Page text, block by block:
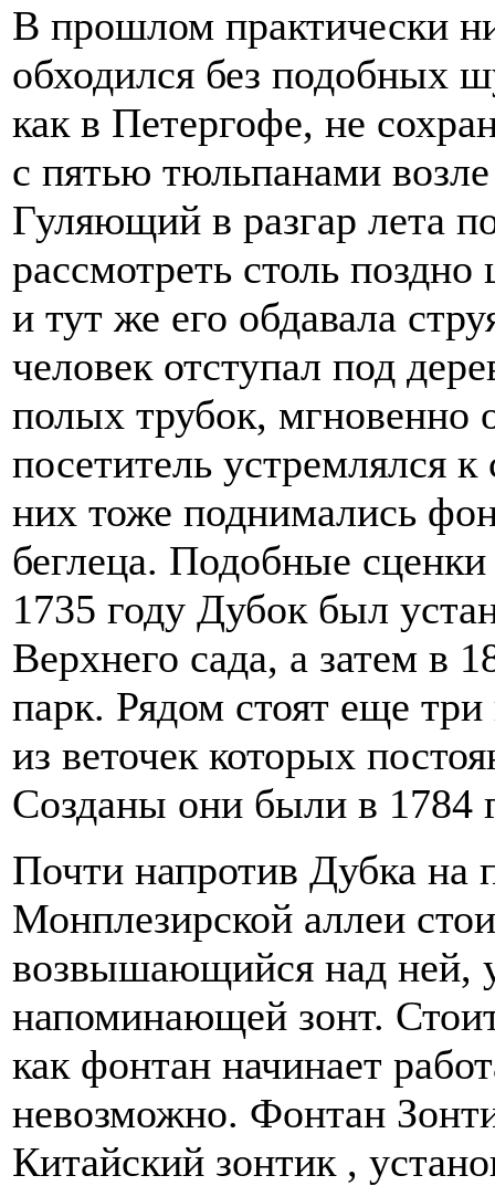
В прошлом практически
обходился без подобных
как в Петергофе, не
с пятью тюльпанами
Гуляющий в разгар лета
рассмотреть столь
и тут же его обдавала
человек отступал под
полых трубок,
посетитель устремлялся
них тоже поднимались
беглеца. Подобные
1735 году Дубок был
Верхнего сада, а затем в
парк. Рядом стоят еще
из веточек которых
Созданы они были в 1784
Почти напротив Дубка на
Монплезирской аллеи
возвышающийся над ней,
напоминающей зонт.
как фонтан начинает
невозможно. Фонтан
Китайский зонтик ,